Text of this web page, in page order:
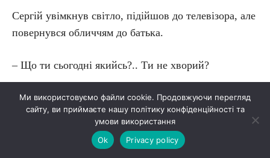
Сергій увімкнув світло, підійшов до телевізора, але
повернувся обличчям до батька.
– Що ти сьогодні якийсь?.. Ти не хворий?
– Т-та н-ні, – ледве видушив із себе.
Син пильно подивився на нього.
Ми використовуємо файли cookie. Продовжуючи перегляд
сайту, ви приймаєте нашу політику конфіденційності та
умови використання
Ok
Privacy policy